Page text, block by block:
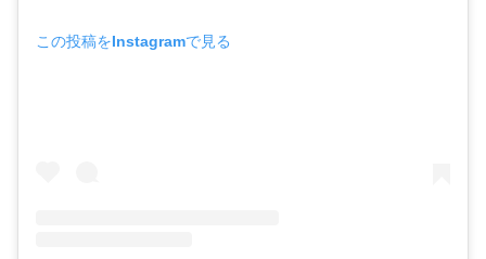
この投稿をInstagramで見る